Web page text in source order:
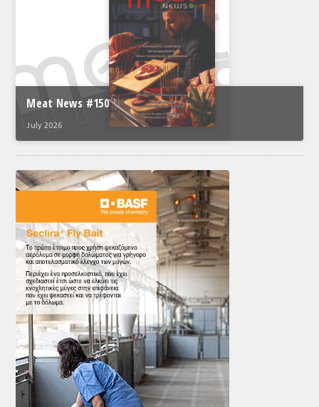
ΠΡΩΤΕΣ ΥΛΕΣ
ΕΞΟΠΛΙΣΜΟΣ
ΕΜΠΟΡΙΚΟΙ ΑΝΤΙΠΡΟΣΩΠΟΙ
ΝΟΜΟΘΕΣΙΑ
ΕΛΛΗΝΙΚΗ ΝΟΜΟΘΕΣΙΑ
ΕΥΡΩΠΑΪΚΗ ΝΟΜΟΘΕΣΙΑ
ΤΟ ΠΕΡΙΟΔΙΚΟ
Profile
ΑΡΧΕΙΟ ΤΕΥΧΩΝ
ΣΥΝΕΔΡΙΟ ΚΡΕΑΤΟΣ
Meat News #150
July 2026